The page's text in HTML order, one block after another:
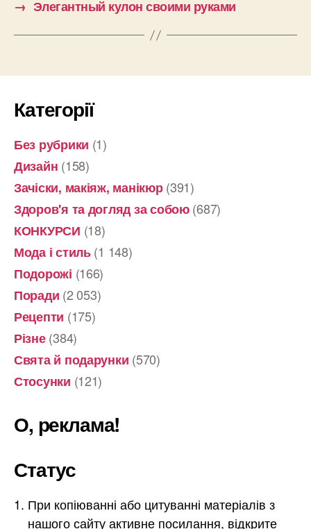
→ Элегантный кулон своими руками
Категорії
Без рубрики (1)
Дизайн (158)
Зачіски, макіяж, манікюр(391)
Здоров'я та догляд за собою(687)
КОНКУРСИ (18)
Мода і стиль(1 148)
Подорожі (166)
Поради (2 053)
Рецепти (175)
Різне(384)
Свята й подарунки (570)
Стосунки (121)
О, реклама!
Статус
При копіюванні або цитуванні матеріалів з
нашого сайту активне посилання, відкрите